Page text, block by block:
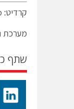
קרדיט: Microchip
מערכת
שתף